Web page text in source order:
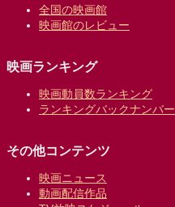
全国の映画館
映画館のレビュー
映画ランキング
映画動員数ランキング
ランキングバックナンバー
その他コンテンツ
映画ニュース
動画配信作品